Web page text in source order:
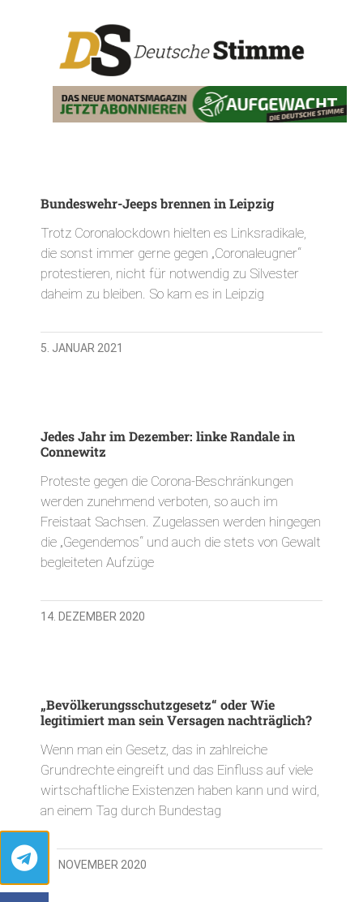
Bundeswehr-Jeeps brennen in Leipzig
Trotz Coronalockdown hielten es Linksradikale,
die sonst immer gerne gegen „Coronaleugner“
protestieren, nicht für notwendig zu Silvester
daheim zu bleiben. So kam es in Leipzig
5. JANUAR 2021
Jedes Jahr im Dezember: linke Randale in
Connewitz
Proteste gegen die Corona-Beschränkungen
werden zunehmend verboten, so auch im
Freistaat Sachsen. Zugelassen werden hingegen
die „Gegendemos“ und auch die stets von Gewalt
begleiteten Aufzüge
14. DEZEMBER 2020
„Bevölkerungsschutzgesetz“ oder Wie
legitimiert man sein Versagen nachträglich?
Wenn man ein Gesetz, das in zahlreiche
Grundrechte eingreift und das Einfluss auf viele
wirtschaftliche Existenzen haben kann und wird,
an einem Tag durch Bundestag
19. NOVEMBER 2020